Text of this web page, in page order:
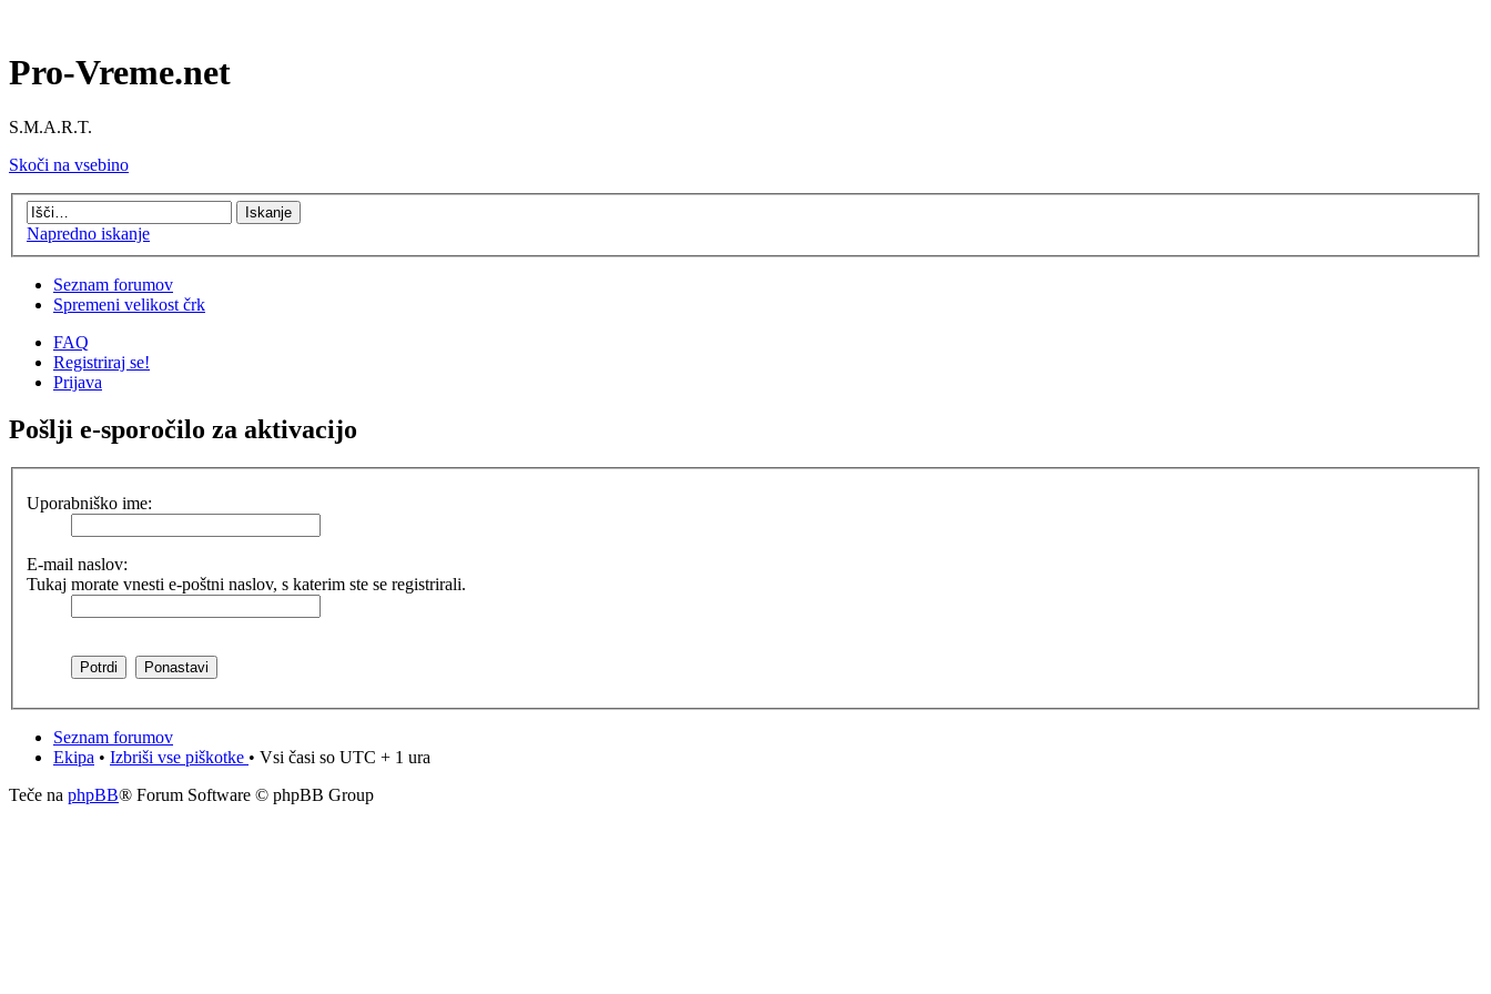
Pro-Vreme.net
S.M.A.R.T.
Skoči na vsebino
Napredno iskanje
Seznam forumov
Spremeni velikost črk
FAQ
Registriraj se!
Prijava
Pošlji e-sporočilo za aktivacijo
Uporabniško ime:
E-mail naslov:
Tukaj morate vnesti e-poštni naslov, s katerim ste se registrirali.
Seznam forumov
Ekipa • Izbriši vse piškotke • Vsi časi so UTC + 1 ura
Teče na phpBB® Forum Software © phpBB Group